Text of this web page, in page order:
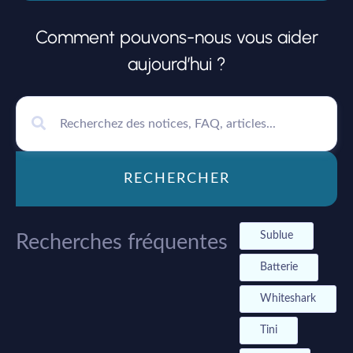
Comment pouvons-nous vous aider
aujourd’hui ?
RECHERCHER
Recherches fréquentes Sublue
Batterie
Whiteshark
Tini